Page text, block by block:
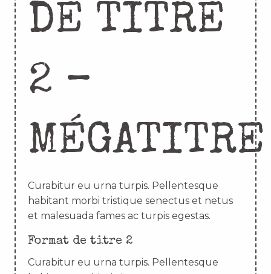
DE TITRE
2 –
MÉGATITRE
Curabitur eu urna turpis. Pellentesque
habitant morbi tristique senectus et netus
et malesuada fames ac turpis egestas.
Format de titre 2
Curabitur eu urna turpis. Pellentesque